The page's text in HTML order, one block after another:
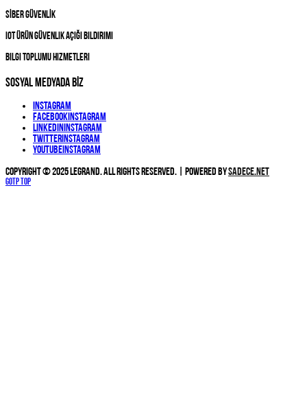
SİBER GÜVENLİK
IOT Ürün Güvenlik Açığı Bildirimi
Bilgi Toplumu Hizmetleri
SOSYAL MEDYADA BİZ
Instagram
Facebook Instagram
Linkedin Instagram
Twitter Instagram
YouTube Instagram
Copyright © 2025 Legrand. All Rights Reserved. | Powered bySadece.NET
Gotp Top